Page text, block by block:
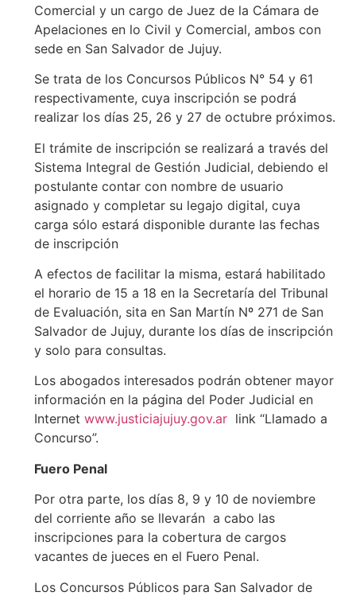
Comercial y un cargo de Juez de la Cámara de
Apelaciones en lo Civil y Comercial, ambos con
sede en San Salvador de Jujuy.
Se trata de los Concursos Públicos N° 54 y 61
respectivamente, cuya inscripción se podrá
realizar los días 25, 26 y 27 de octubre próximos.
El trámite de inscripción se realizará a través del
Sistema Integral de Gestión Judicial, debiendo el
postulante contar con nombre de usuario
asignado y completar su legajo digital, cuya
carga sólo estará disponible durante las fechas
de inscripción
A efectos de facilitar la misma, estará habilitado
el horario de 15 a 18 en la Secretaría del Tribunal
de Evaluación, sita en San Martín Nº 271 de San
Salvador de Jujuy, durante los días de inscripción
y solo para consultas.
Los abogados interesados podrán obtener mayor
información en la página del Poder Judicial en
Internet www.justiciajujuy.gov.arlink “Llamado a
Concurso”.
Fuero Penal
Por otra parte, los días 8, 9 y 10 de noviembre
del corriente año se llevarán a cabo las
inscripciones para la cobertura de cargos
vacantes de jueces en el Fuero Penal.
Los Concursos Públicos para San Salvador de